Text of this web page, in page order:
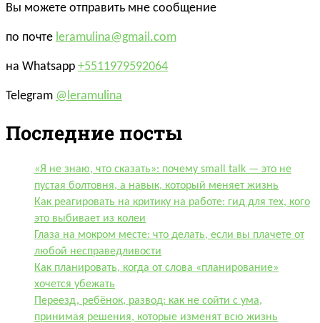
Вы можете отправить мне сообщение
по почте leramulina@gmail.com
на Whatsapp +5511979592064
Telegram @leramulina
Последние посты
«Я не знаю, что сказать»: почему small talk — это не
пустая болтовня, а навык, который меняет жизнь
Как реагировать на критику на работе: гид для тех, кого
это выбивает из колеи
Глаза на мокром месте: что делать, если вы плачете от
любой несправедливости
Как планировать, когда от слова «планирование»
хочется убежать
Переезд, ребёнок, развод: как не сойти с ума,
принимая решения, которые изменят всю жизнь